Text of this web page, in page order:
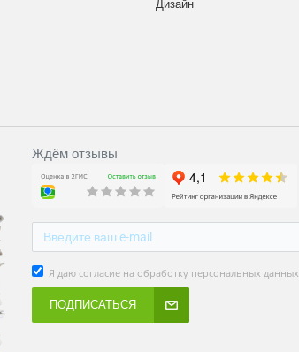
Дизайн
Ждём отзывы
Я даю согласие на обработку персональных данных
ПОДПИСАТЬСЯ